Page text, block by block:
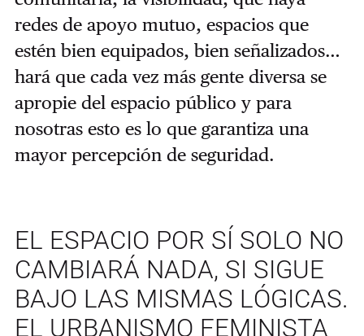
redes de apoyo mutuo, espacios que
estén bien equipados, bien señalizados…
hará que cada vez más gente diversa se
apropie del espacio público y para
nosotras esto es lo que garantiza una
mayor percepción de seguridad.
EL ESPACIO POR SÍ SOLO NO
CAMBIARÁ NADA, SI SIGUE
BAJO LAS MISMAS LÓGICAS.
EL URBANISMO FEMINISTA